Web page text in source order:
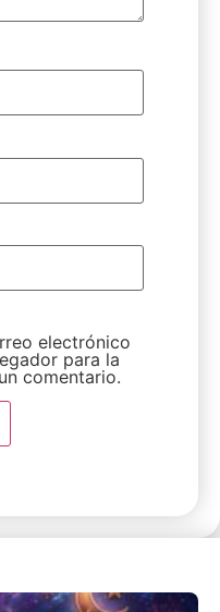
electrónico
para la
comentario.